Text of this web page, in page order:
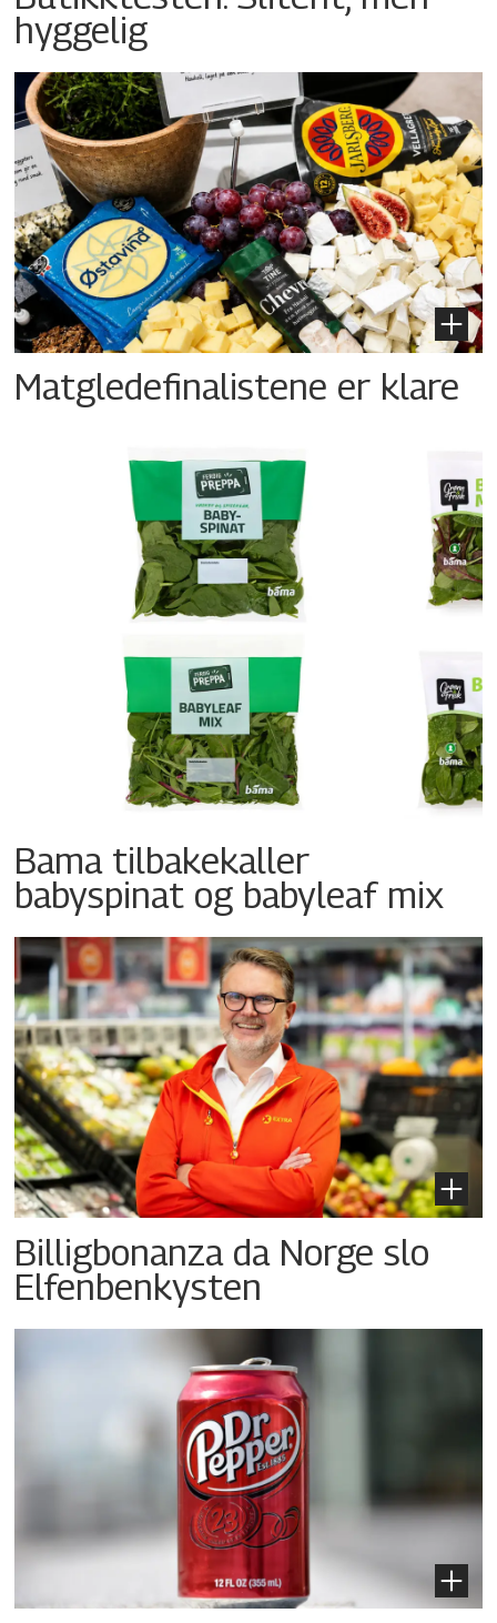
hyggelig
Matgledefinalistene er klare
Bama tilbakekaller
babyspinat og babyleaf mix
Billigbonanza da Norge slo
Elfenbenkysten